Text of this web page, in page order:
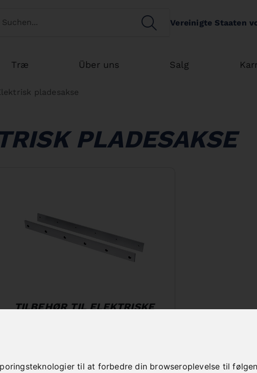
til at forbedre din browseroplevelse til
customertype SEARCHVereinigte Staaten
Træ Über uns Salg
pladesakse
PLADESAKSE
TILBEHØR TIL ELEKTRISKE